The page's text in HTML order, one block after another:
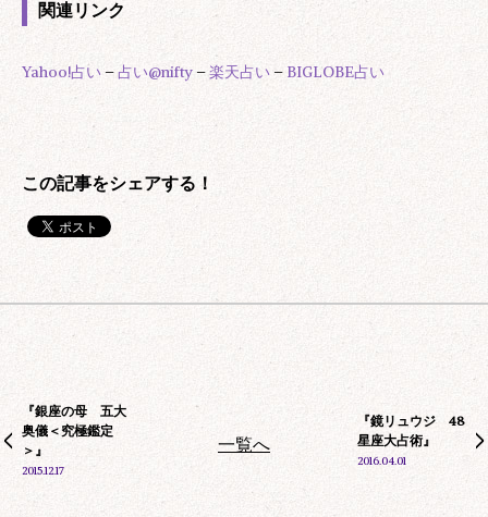
関連リンク
Yahoo!占い–占い@nifty–楽天占い – BIGLOBE占い
『銀座の母 五大
奥儀＜究極鑑定
＞』
2015.12.17
一覧へ
『鏡リュウジ 48
星座大占術』
2016.04.01